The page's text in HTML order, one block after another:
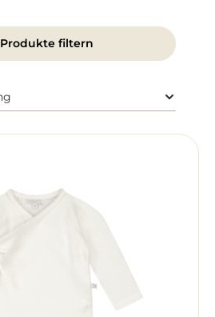
Produkte filtern